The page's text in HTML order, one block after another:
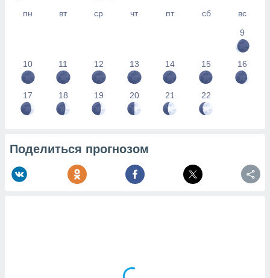
пн вт ср чт пт сб
вс
9
10 11 12 13 14 15 16
17 18 19 20 21 22
Поделиться прогнозом